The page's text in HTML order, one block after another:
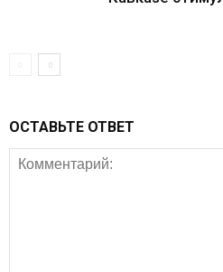
ОСТАВЬТЕ ОТВЕТ